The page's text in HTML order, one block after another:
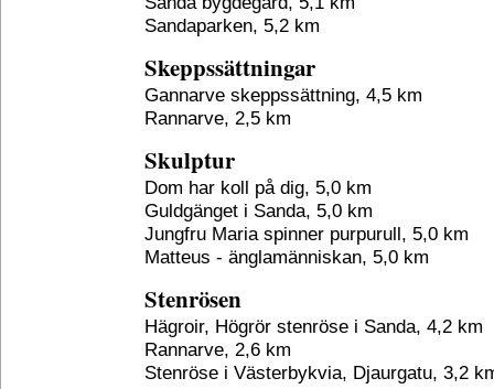
Sandaparken, 5,2 km
Skeppssättningar
Gannarve skeppssättning, 4,5 km
Rannarve, 2,5 km
Skulptur
Dom har koll på dig, 5,0 km
Guldgänget i Sanda, 5,0 km
Jungfru Maria spinner purpurull, 5,0 km
Matteus - änglamänniskan, 5,0 km
Stenrösen
Hägroir, Högrör stenröse i Sanda, 4,2 km
Rannarve, 2,6 km
Stenröse i Västerbykvia, Djaurgatu, 3,2